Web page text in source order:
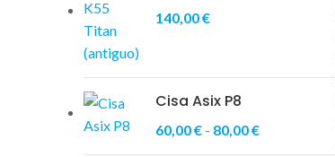
140,00€
Cisa Asix P8
60,00€ - 80,00€